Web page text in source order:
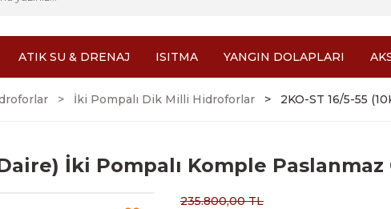
ATIK SU & DRENAJ ISITMA YANGIN DOLAPLARI
İki Pompalı Dik Milli Hidroforlar 2KO-ST 16/5-55
İki Pompalı Komple
235.800,00 TL